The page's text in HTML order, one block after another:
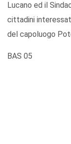
Lucano ed il
cittadini
del capoluogo
BAS 05